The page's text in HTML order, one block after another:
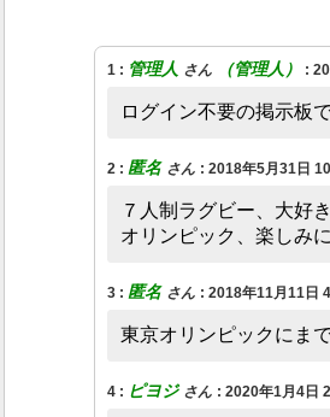
1 : 管理人 さん （管理人） :
ログイン不要の掲示板
2 : 匿名 さん : 2018年5月31日
７人制ラグビー、大好
オリンピック、楽しみ
3 : 匿名 さん : 2018年11月11日
東京オリンピックにま
4 : ピヨジ さん : 2020年1月4日